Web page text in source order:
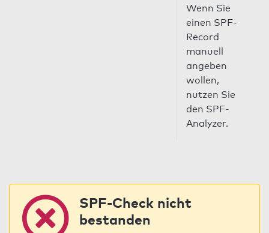
Wenn Sie
einen SPF-
Record
manuell
angeben
wollen,
nutzen Sie
den SPF-
Analyzer.
SPF-Check nicht
bestanden